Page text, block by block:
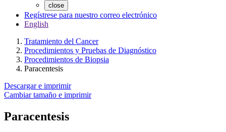
close
Regístrese para nuestro correo electrónico
English
Tratamiento del Cancer
Procedimientos y Pruebas de Diagnóstico
Procedimientos de Biopsia
Paracentesis
Descargar e imprimir
Cambiar tamaño e imprimir
Paracentesis